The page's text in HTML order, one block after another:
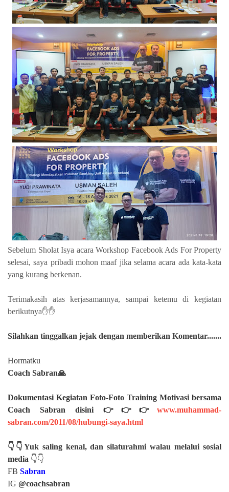
Sebelum Sholat Isya acara Workshop Facebook Ads For Property
selesai, saya pribadi mohon maaf jika selama acara ada kata-kata
yang kurang berkenan.
Terimakasih atas kerjasamannya, sampai ketemu di kegiatan
berikutnya✋✋
Silahkan tinggalkan jejak dengan memberikan Komentar.......
Hormatku
Coach Sabran🙏
Dokumentasi Kegiatan Foto-Foto Training Motivasi bersama
Coach Sabran disini 👉👉👉 www.muhammad-
sabran.com/2011/08/hubungi-saya.html
👇👇Yuk saling kenal, dan silaturahmi walau melalui sosial
media 👇👇
FB Sabran
IG @coachsabran